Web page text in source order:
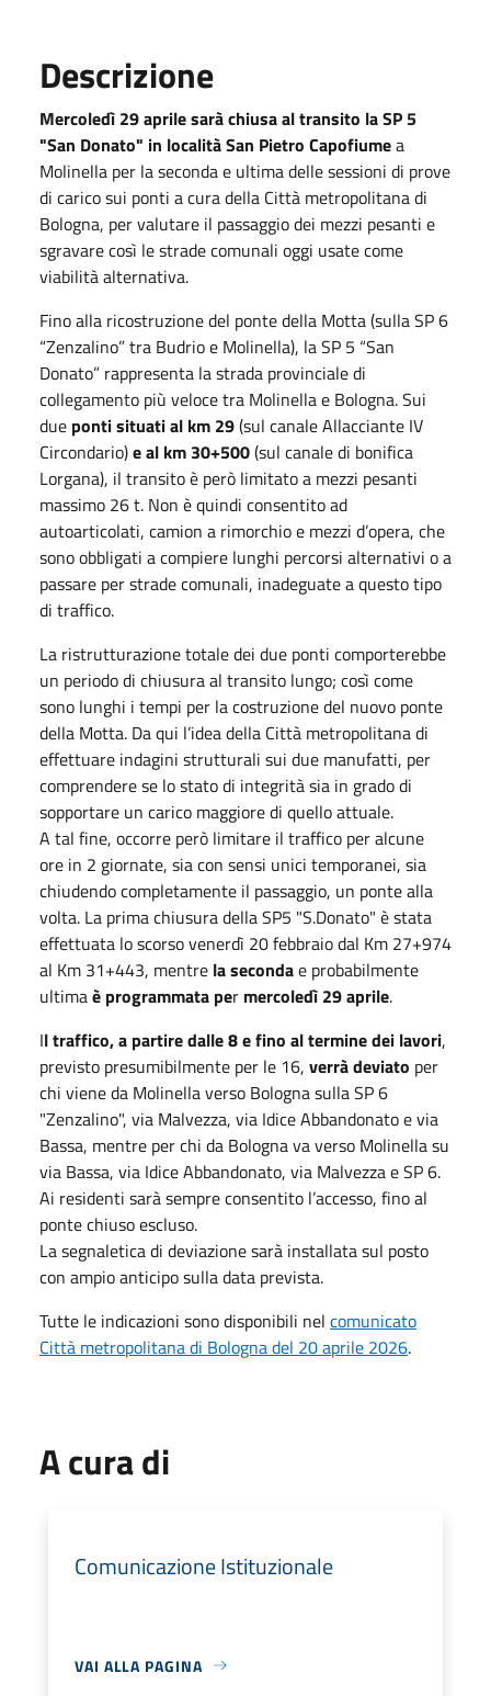
Descrizione
Mercoledì 29 aprile sarà chiusa al transito la SP 5
"San Donato" in località San Pietro Capofiumea
Molinella per la seconda e ultima delle sessioni di prove
di carico sui ponti a cura della Città metropolitana di
Bologna, per valutare il passaggio dei mezzi pesanti e
sgravare così le strade comunali oggi usate come
viabilità alternativa.
Fino alla ricostruzione del ponte della Motta (sulla SP 6
“Zenzalino” tra Budrio e Molinella), la SP 5 “San
Donato” rappresenta la strada provinciale di
collegamento più veloce tra Molinella e Bologna. Sui
due ponti situati al km 29(sul canale Allacciante IV
Circondario)e al km 30+500(sul canale di bonifica
Lorgana), il transito è però limitato a mezzi pesanti
massimo 26 t. Non è quindi consentito ad
autoarticolati, camion a rimorchio e mezzi d’opera, che
sono obbligati a compiere lunghi percorsi alternativi o a
passare per strade comunali, inadeguate a questo tipo
di traffico.
La ristrutturazione totale dei due ponti comporterebbe
un periodo di chiusura al transito lungo; così come
sono lunghi i tempi per la costruzione del nuovo ponte
della Motta. Da qui l’idea della Città metropolitana di
effettuare indagini strutturali sui due manufatti, per
comprendere se lo stato di integrità sia in grado di
sopportare un carico maggiore di quello attuale.
A tal fine, occorre però limitare il traffico per alcune
ore in 2 giornate, sia con sensi unici temporanei, sia
chiudendo completamente il passaggio, un ponte alla
volta. La prima chiusura della SP5 "S.Donato" è stata
effettuata lo scorso venerdì 20 febbraio dal Km 27+974
al Km 31+443, mentre la secondae probabilmente
ultimaè programmata per mercoledì 29 aprile.
Il traffico, a partire dalle 8e fino al termine dei lavori,
previsto presumibilmente per le 16, verrà deviato per
chi viene da Molinella verso Bologna sulla SP 6
"Zenzalino", via Malvezza, via Idice Abbandonato e via
Bassa, mentre per chi da Bologna va verso Molinella su
via Bassa, via Idice Abbandonato, via Malvezza e SP 6.
Ai residenti sarà sempre consentito l’accesso, fino al
ponte chiuso escluso.
La segnaletica di deviazione sarà installata sul posto
con ampio anticipo sulla data prevista.
Tutte le indicazioni sono disponibili nel comunicato
Città metropolitana di Bologna del 20 aprile 2026.
A cura di
Comunicazione Istituzionale
VAI ALLA PAGINA